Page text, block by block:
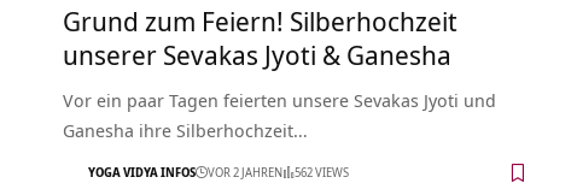
Grund zum Feiern! Silberhochzeit
unserer Sevakas Jyoti & Ganesha
Vor ein paar Tagen feierten unsere Sevakas Jyoti und
Ganesha ihre Silberhochzeit…
YOGA VIDYA INFOS VOR 2 JAHREN 562 VIEWS